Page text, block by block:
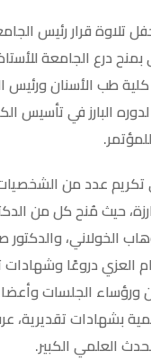
بمنح درع الجامعة
طب الأسنان ورئيس
لدوره البارز في تأسيس
عدد من
حيث مُنح كل من
الخولاني، والدكتور
العزي دروعًا
ورؤساء الجلسات
بشهادات تقديرية،
العلمي الكبير.